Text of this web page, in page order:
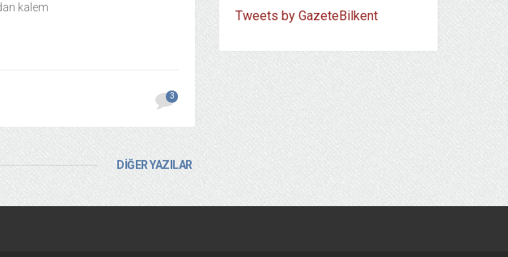
kalem
3
DİĞER YAZILAR
Tweets by GazeteBilkent